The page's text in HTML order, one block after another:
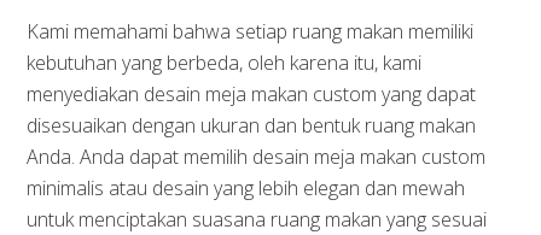
Kami memahami bahwa setiap ruang makan memiliki
kebutuhan yang berbeda, oleh karena itu, kami
menyediakan desain meja makan custom yang dapat
disesuaikan dengan ukuran dan bentuk ruang makan
Anda. Anda dapat memilih desain meja makan custom
minimalis atau desain yang lebih elegan dan mewah
untuk menciptakan suasana ruang makan yang sesuai